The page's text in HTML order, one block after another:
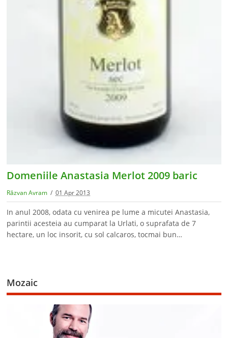
Domeniile Anastasia Merlot 2009 baric
Răzvan Avram 01 Apr 2013
In anul 2008, odata cu venirea pe lume a micutei Anastasia,
parintii acesteia au cumparat la Urlati, o suprafata de 7
hectare, un loc insorit, cu sol calcaros, tocmai bun…
Mozaic